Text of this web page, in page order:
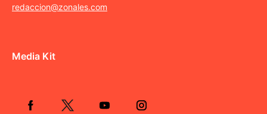
redaccion@zonales.com
Media Kit